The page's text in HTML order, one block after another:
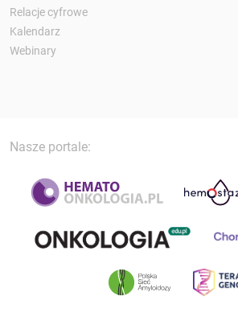
Relacje cyfrowe
Kalendarz
Webinary
Nasze portale: